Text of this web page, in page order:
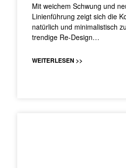
Mit weichem Schwung und
Linienführung zeigt sich die
natürlich und minimalistisch
trendige Re-Design…
WEITERLESEN >>